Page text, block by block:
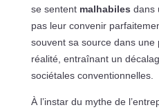
se sentent malhabiles dans
pas leur convenir
souvent sa source dans une
réalité, entraînant un
sociétales conventionnelles.
À l’instar du mythe de